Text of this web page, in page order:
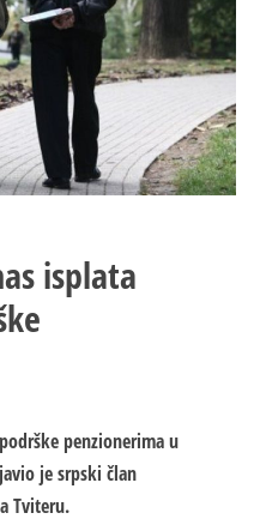
isplata
penzionerima u
je srpski član
Tviteru.